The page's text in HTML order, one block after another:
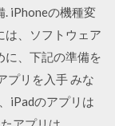
. iPhoneの機種変
は、ソフトウェア
に、下記の準備を
プリを入手 みな
iPadのアプリは